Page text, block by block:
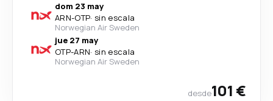
dom 23 may
ARN-OTP· sin escala
Norwegian Air Sweden
jue 27 may
OTP-ARN· sin escala
Norwegian Air Sweden
desde101 €